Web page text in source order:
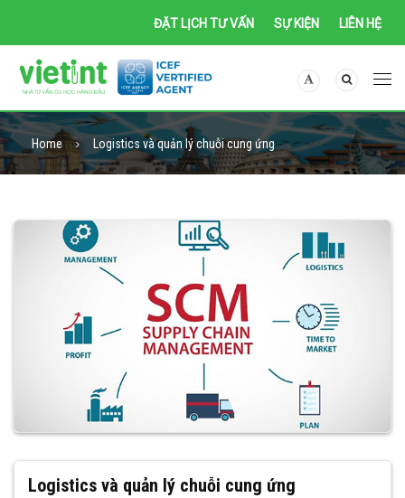
ĐẶT LỊCH TƯ VẤN SỰ KIỆN LIÊN HỆ
Home Logistics và quản lý chuỗi cung ứng
Logistics và quản lý chuỗi cung ứng